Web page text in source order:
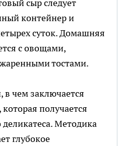
сыр следует
контейнер и
суток. Домашняя
с овощами,
тостами.
в чем заключается
, которая получается
Методика
глубокое